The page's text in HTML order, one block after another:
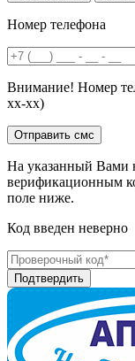
Номер телефона
Внимание! Номер
хх-хх)
На указанный Вами
верификационным
поле ниже.
Код введен неверно